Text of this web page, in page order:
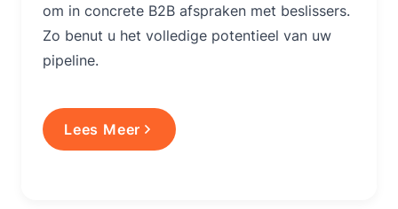
om in concrete B2B afspraken met beslissers.
Zo benut u het volledige potentieel van uw
pipeline.
Lees Meer